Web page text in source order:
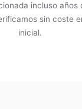
incluso años
sin coste
inicial.